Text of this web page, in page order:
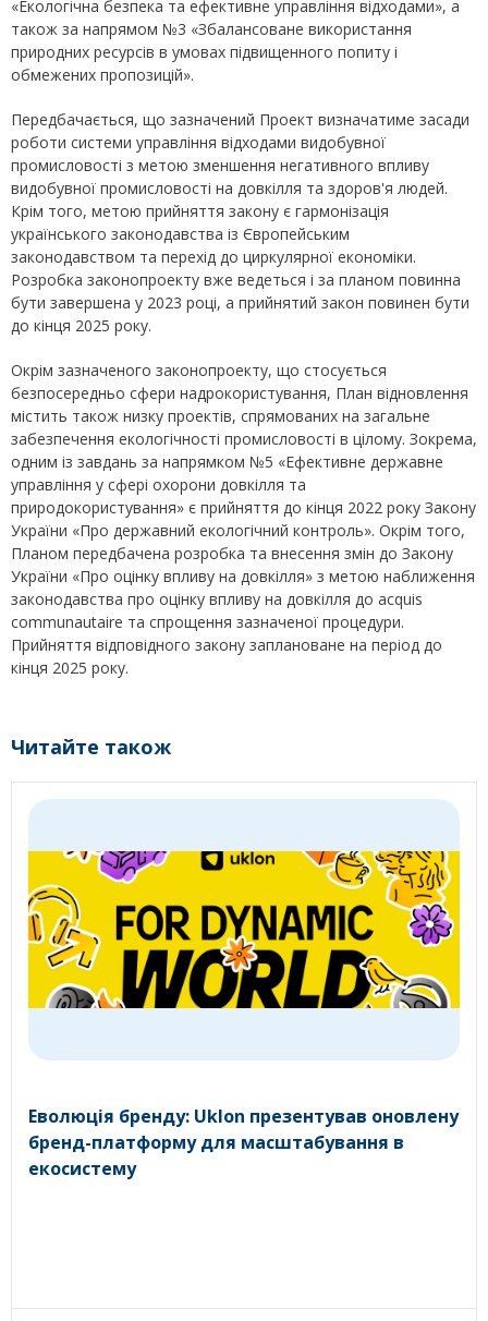
«Екологічна безпека та ефективне управління відходами», а
також за напрямом №3 «Збалансоване використання
природних ресурсів в умовах підвищенного попиту і
обмежених пропозицій».
Передбачається, що зазначений Проект визначатиме засади
роботи системи управління відходами видобувної
промисловості з метою зменшення негативного впливу
видобувної промисловості на довкілля та здоров'я людей.
Крім того, метою прийняття закону є гармонізація
українського законодавства із Європейським
законодавством та перехід до циркулярної економіки.
Розробка законопроекту вже ведеться і за планом повинна
бути завершена у 2023 році, а прийнятий закон повинен бути
до кінця 2025 року.
Окрім зазначеного законопроекту, що стосується
безпосередньо сфери надрокористування, План відновлення
містить також низку проектів, спрямованих на загальне
забезпечення екологічності промисловості в цілому. Зокрема,
одним із завдань за напрямком №5 «Ефективне державне
управління у сфері охорони довкілля та
природокористування» є прийняття до кінця 2022 року Закону
України «Про державний екологічний контроль». Окрім того,
Планом передбачена розробка та внесення змін до Закону
України «Про оцінку впливу на довкілля» з метою наближення
законодавства про оцінку впливу на довкілля до acquis
сommunautaire та спрощення зазначеної процедури.
Прийняття відповідного закону заплановане на період до
кінця 2025 року.
Читайте також
Еволюція бренду: Uklon презентував оновлену
бренд-платформу для масштабування в
екосистему